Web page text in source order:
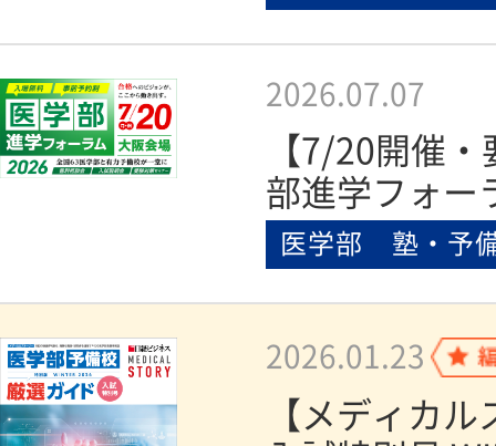
医学部 塾・予
2026.07.07
【7/20開催
部進学フォ
2026.01.23
【メディカ